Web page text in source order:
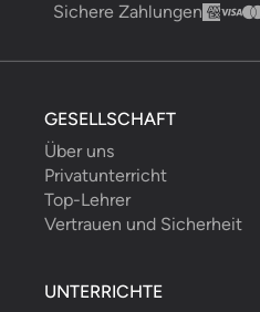
Sichere Zahlungen
GESELLSCHAFT
Über uns
Privatunterricht
Top-Lehrer
Vertrauen und Sicherheit
UNTERRICHTE